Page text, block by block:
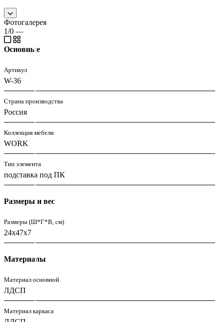
Фотогалерея
1/0 —
Основные
Артикул
W-36
Страна производства
Россия
Коллекция мебели
WORK
Тип элемента
подставка под ПК
Размеры и вес
Размеры (Ш*Г*В, см)
24х47х7
Материалы
Материал основной
ЛДСП
Материал каркаса